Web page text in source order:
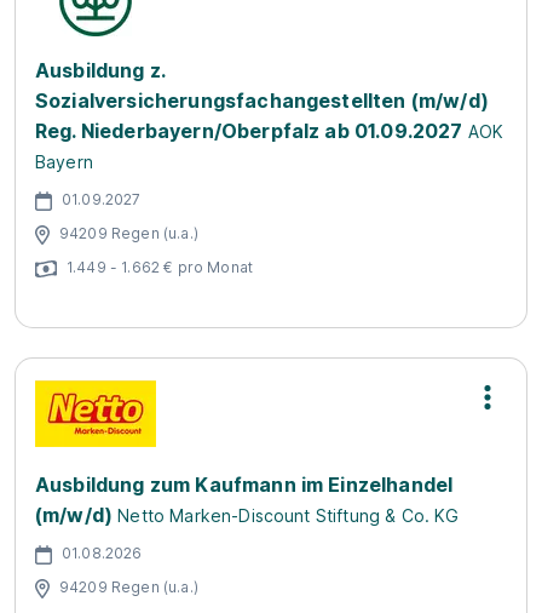
Ausbildung z.
Sozialversicherungsfachangestellten (m/w/d)
Reg. Niederbayern/Oberpfalz ab 01.09.2027 AOK
Bayern
01.09.2027
94209 Regen (u.a.)
1.449 - 1.662 € pro Monat
Ausbildung zum Kaufmann im Einzelhandel
(m/w/d) Netto Marken-Discount Stiftung & Co. KG
01.08.2026
94209 Regen (u.a.)